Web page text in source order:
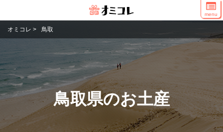
menu
オミコレ > 鳥取
鳥取県のお土産